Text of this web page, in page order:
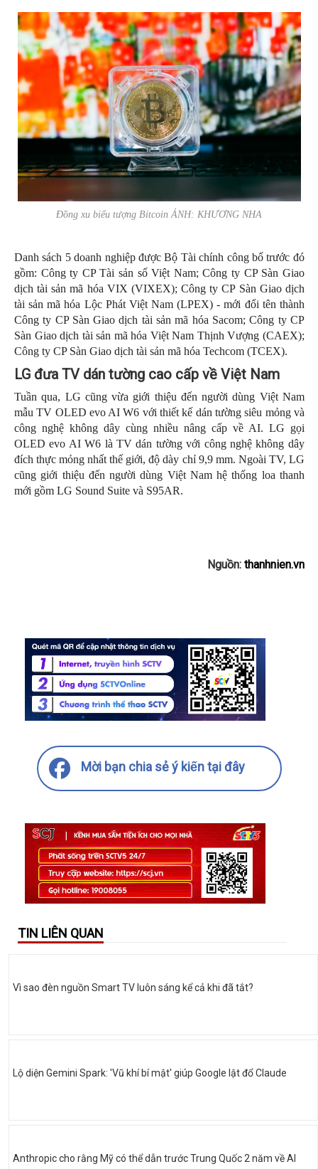
Đồng xu biểu tượng Bitcoin ẢNH: KHƯƠNG NHA
Danh sách 5 doanh nghiệp được Bộ Tài chính công bố trước đó
gồm: Công ty CP Tài sản số Việt Nam; Công ty CP Sàn Giao
dịch tài sản mã hóa VIX (VIXEX); Công ty CP Sàn Giao dịch
tài sản mã hóa Lộc Phát Việt Nam (LPEX) - mới đổi tên thành
Công ty CP Sàn Giao dịch tài sản mã hóa Sacom; Công ty CP
Sàn Giao dịch tài sản mã hóa Việt Nam Thịnh Vượng (CAEX);
Công ty CP Sàn Giao dịch tài sản mã hóa Techcom (TCEX).
LG đưa TV dán tường cao cấp về Việt Nam
Tuần qua, LG cũng vừa giới thiệu đến người dùng Việt Nam
mẫu TV OLED evo AI W6 với thiết kế dán tường siêu mỏng và
công nghệ không dây cùng nhiều nâng cấp về AI. LG gọi
OLED evo AI W6 là TV dán tường với công nghệ không dây
đích thực mỏng nhất thế giới, độ dày chỉ 9,9 mm. Ngoài TV, LG
cũng giới thiệu đến người dùng Việt Nam hệ thống loa thanh
mới gồm LG Sound Suite và S95AR.
Nguồn: thanhnien.vn
Mời bạn chia sẻ ý kiến tại đây
TIN LIÊN QUAN
Vì sao đèn nguồn Smart TV luôn sáng kể cả khi đã tắt?
Lộ diện Gemini Spark: 'Vũ khí bí mật' giúp Google lật đổ Claude
Anthropic cho rằng Mỹ có thể dẫn trước Trung Quốc 2 năm về AI